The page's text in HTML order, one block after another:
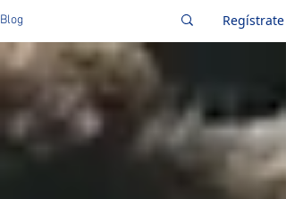
Blog Regístrate